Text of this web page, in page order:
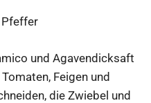
Pfeffer
und Agavendicksaft
Feigen und
die Zwiebel und